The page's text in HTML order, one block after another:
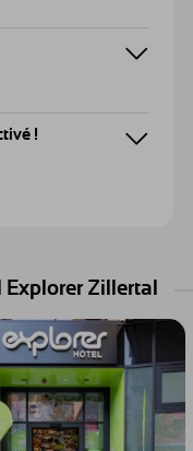
!
Zillertal